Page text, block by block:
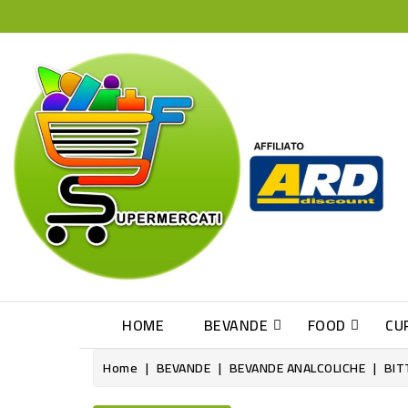
HOME BEVANDE FOOD
Home BEVANDE BEVANDE ANALCOLICHE